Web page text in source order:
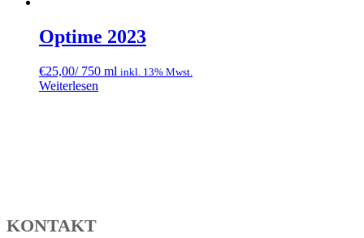
Optime 2023
€25,00/ 750 ml inkl. 13% Mwst.
Weiterlesen
KONTAKT